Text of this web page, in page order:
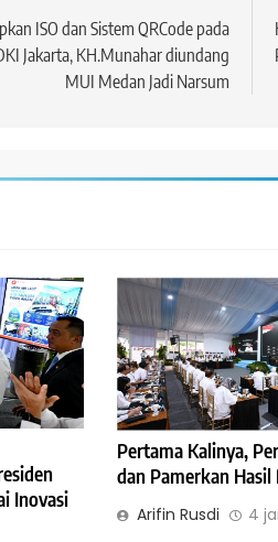
ISO dan Sistem QRCode pada
Jakarta, KH.Munahar diundang
MUI Medan Jadi Narsum
Inovasi
Pertama Kalinya,
dan Pamerkan Hasil
Arifin Rusdi 4